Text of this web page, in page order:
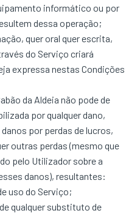
informático ou por
dessa operação;
quer oral quer escrita,
do Serviço criará
expressa nestas Condições
da Aldeia não pode de
por qualquer dano,
por perdas de lucros,
outras perdas (mesmo que
pelo Utilizador sobre a
danos), resultantes:
uso do Serviço;
qualquer substituto de